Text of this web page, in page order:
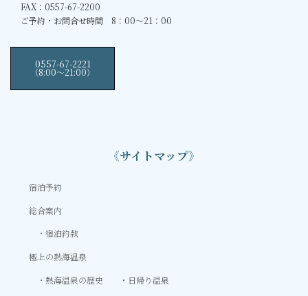
FAX：0557-67-2200
ご予約・お問合せ時間 8：00～21：00
0557-67-2221
（8:00〜21:00）
《サイトマップ》
宿泊予約
総合案内
宿泊約款
極上の熱海温泉
熱海温泉の歴史
日帰り温泉